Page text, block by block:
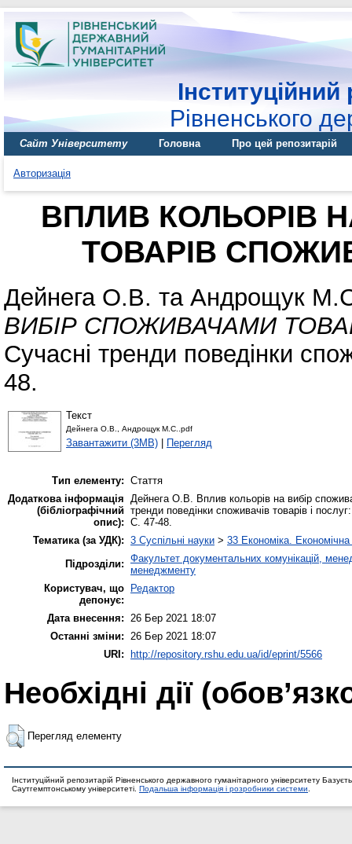
Інституційний
Рівненського
Сайт Університету Головна Про цей репозитарій
Авторизація
ВПЛИВ КОЛЬОРІВ
ТОВАРІВ
Дейнега О.В. та Андрощук
ВИБІР СПОЖИВАЧАМИ
Сучасні тренди поведінки
48.
Текст
Дейнега О.В., Андрощук М.С..pdf
Завантажити (3MB) | Перегляд
Тип елементу: Стаття
Додаткова інформація
(бібліографічний
опис):
Дейнега О.В. Вплив кольорів на вибір
тренди поведінки споживачів товарів і
С. 47-48.
Тематика (за УДК): 3 Суспільні науки > 33 Економіка. Економічна
Підрозділи: Факультет документальних комунікацій,
менеджменту
Користувач, що
депонує:
Редактор
Дата внесення: 26 Бер 2021 18:07
Останні зміни: 26 Бер 2021 18:07
URI:
http://repository.rshu.edu.ua/id/eprint/5566
Необхідні дії
Перегляд елементу
Інституційний репозитарій Рівненського державного гуманітарного університету
Саутгемптонському університеті. Подальша інформація і розробники системи